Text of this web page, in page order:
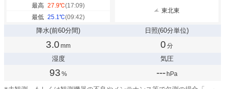
最高 27.9℃(17:09)
最低 25.1℃(09:42)
東北東
降水(前60分間)
3.0 mm
日照(60分単位)
0 分
湿度
93 %
気圧
--- hPa